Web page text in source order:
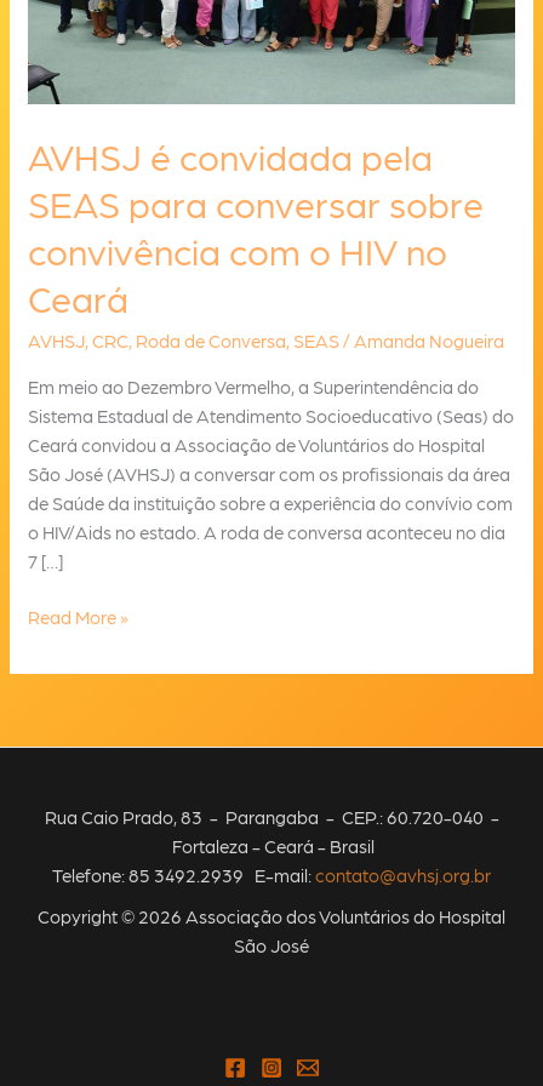
AVHSJ é convidada pela
SEAS para conversar sobre
convivência com o HIV no
Ceará
AVHSJ,CRC, Roda de Conversa, SEAS/ Amanda Nogueira
Em meio ao Dezembro Vermelho, a Superintendência do
Sistema Estadual de Atendimento Socioeducativo (Seas) do
Ceará convidou a Associação de Voluntários do Hospital
São José (AVHSJ) a conversar com os profissionais da área
de Saúde da instituição sobre a experiência do convívio com
o HIV/Aids no estado. A roda de conversa aconteceu no dia
7 […]
AVHSJ
convidada
sobre
com
Read More »
Rua Caio Prado, 83 - Parangaba - CEP.: 60.720-040 -
Fortaleza - Ceará - Brasil
Telefone: 85 3492.2939 E-mail:contato@avhsj.org.br
Copyright © 2026 Associação dos Voluntários do Hospital
São José